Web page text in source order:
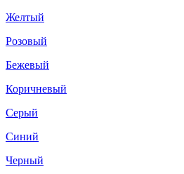
Желтый
Розовый
Бежевый
Коричневый
Серый
Синий
Черный